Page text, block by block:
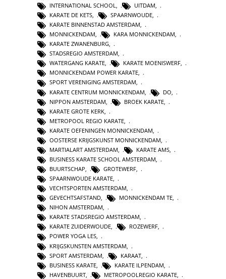
INTERNATIONAL SCHOOL
UITDAM
KARATE DE KETS, SPAARNWOUDE,
KARATE BINNENSTAD AMSTERDAM,
MONNICKENDAM, KARA MONNICKENDAM,
KARATE ZWANENBURG,
STADSREGIO AMSTERDAM,
WATERGANG KARATE, KARATE MOENISWERF,
MONNICKENDAM POWER KARATE,
SPORT VERENIGING AMSTERDAM,
KARATE CENTRUM MONNICKENDAM
DO
NIPPON AMSTERDAM
BROEK KARATE
KARATE GROTE KERK
METROPOOL REGIO KARATE
KARATE OEFENINGEN MONNICKENDAM
OOSTERSE KRIJGSKUNST MONNICKENDAM
MARTIALART AMSTERDAM
KARATE AMS
BUSINESS KARATE SCHOOL AMSTERDAM
BUURTSCHAP, GROTEWERF,
SPAARNWOUDE KARATE,
VECHTSPORTEN AMSTERDAM,
GEVECHTSAFSTAND, MONNICKENDAM TE,
NIHON AMSTERDAM,
KARATE STADSREGIO AMSTERDAM,
KARATE ZUIDERWOUDE, ROZEWERF,
POWER YOGA LES,
KRIJGSKUNSTEN AMSTERDAM
SPORT AMSTERDAM
KARAAT
BUSINESS KARATE
KARATE ILPENDAM
HAVENBUURT
METROPOOLREGIO KARATE